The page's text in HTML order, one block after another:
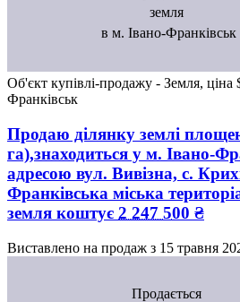
земля
в м. Івано-Франківськ
Об'єкт купівлі-продажу - Земля, ціна
Франківськ
Продаю ділянку землі
га),знаходиться у м. Івано-
адресою вул. Вивізна, с.
Франківська міська
земля коштує 2 247 500 ₴
Виставлено на продаж з 15 травня
Продається